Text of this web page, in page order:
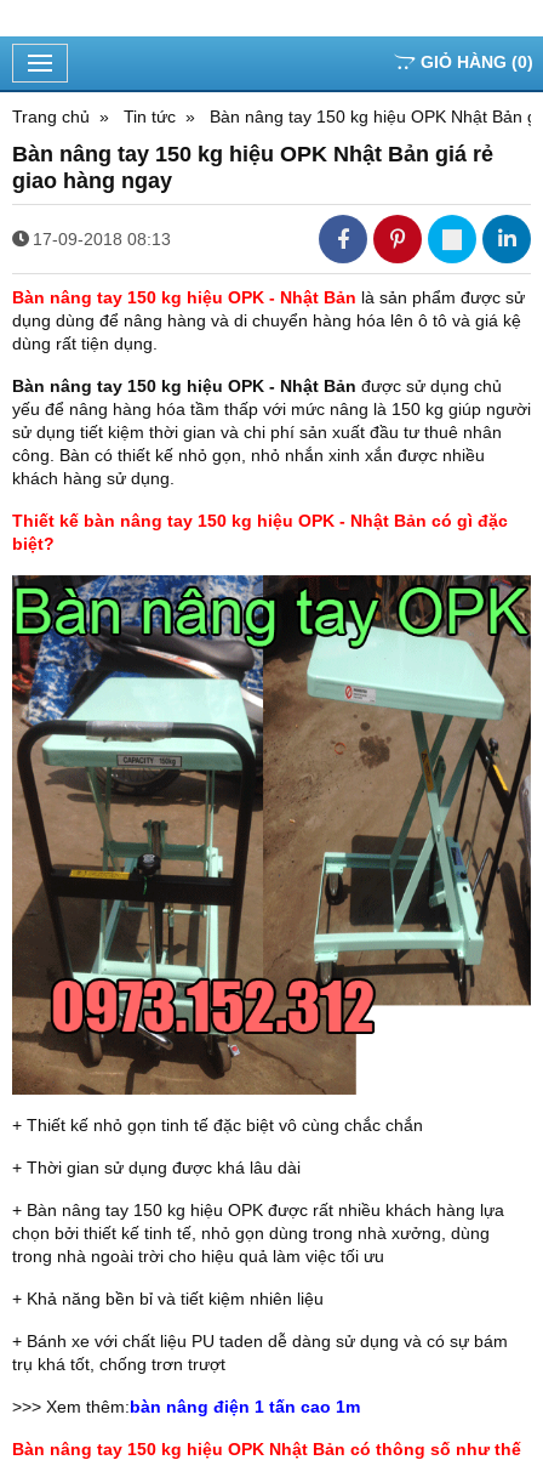
GIỎ HÀNG (0)
Trang chủ Tin tức Bàn nâng tay 150 kg hiệu OPK Nhật Bản
Bàn nâng tay 150 kg hiệu OPK Nhật Bản giá rẻ
giao hàng ngay
17-09-2018 08:13
Bàn nâng tay 150 kg hiệu OPK - Nhật Bản là sản phẩm được sử
dụng dùng để nâng hàng và di chuyển hàng hóa lên ô tô và giá kệ
dùng rất tiện dụng.
Bàn nâng tay 150 kg hiệu OPK - Nhật Bản được sử dụng chủ
yếu để nâng hàng hóa tầm thấp với mức nâng là 150 kg giúp người
sử dụng tiết kiệm thời gian và chi phí sản xuất đầu tư thuê nhân
công. Bàn có thiết kế nhỏ gọn, nhỏ nhắn xinh xắn được nhiều
khách hàng sử dụng.
Thiết kế bàn nâng tay 150 kg hiệu OPK - Nhật Bản có gì đặc
biệt?
+ Thiết kế nhỏ gọn tinh tế đặc biệt vô cùng chắc chắn
+ Thời gian sử dụng được khá lâu dài
+ Bàn nâng tay 150 kg hiệu OPK được rất nhiều khách hàng lựa
chọn bởi thiết kế tinh tế, nhỏ gọn dùng trong nhà xưởng, dùng
trong nhà ngoài trời cho hiệu quả làm việc tối ưu
+ Khả năng bền bỉ và tiết kiệm nhiên liệu
+ Bánh xe với chất liệu PU taden dễ dàng sử dụng và có sự bám
trụ khá tốt, chống trơn trượt
>>> Xem thêm:bàn nâng điện 1 tấn cao 1m
Bàn nâng tay 150 kg hiệu OPK Nhật Bản có thông số như thế